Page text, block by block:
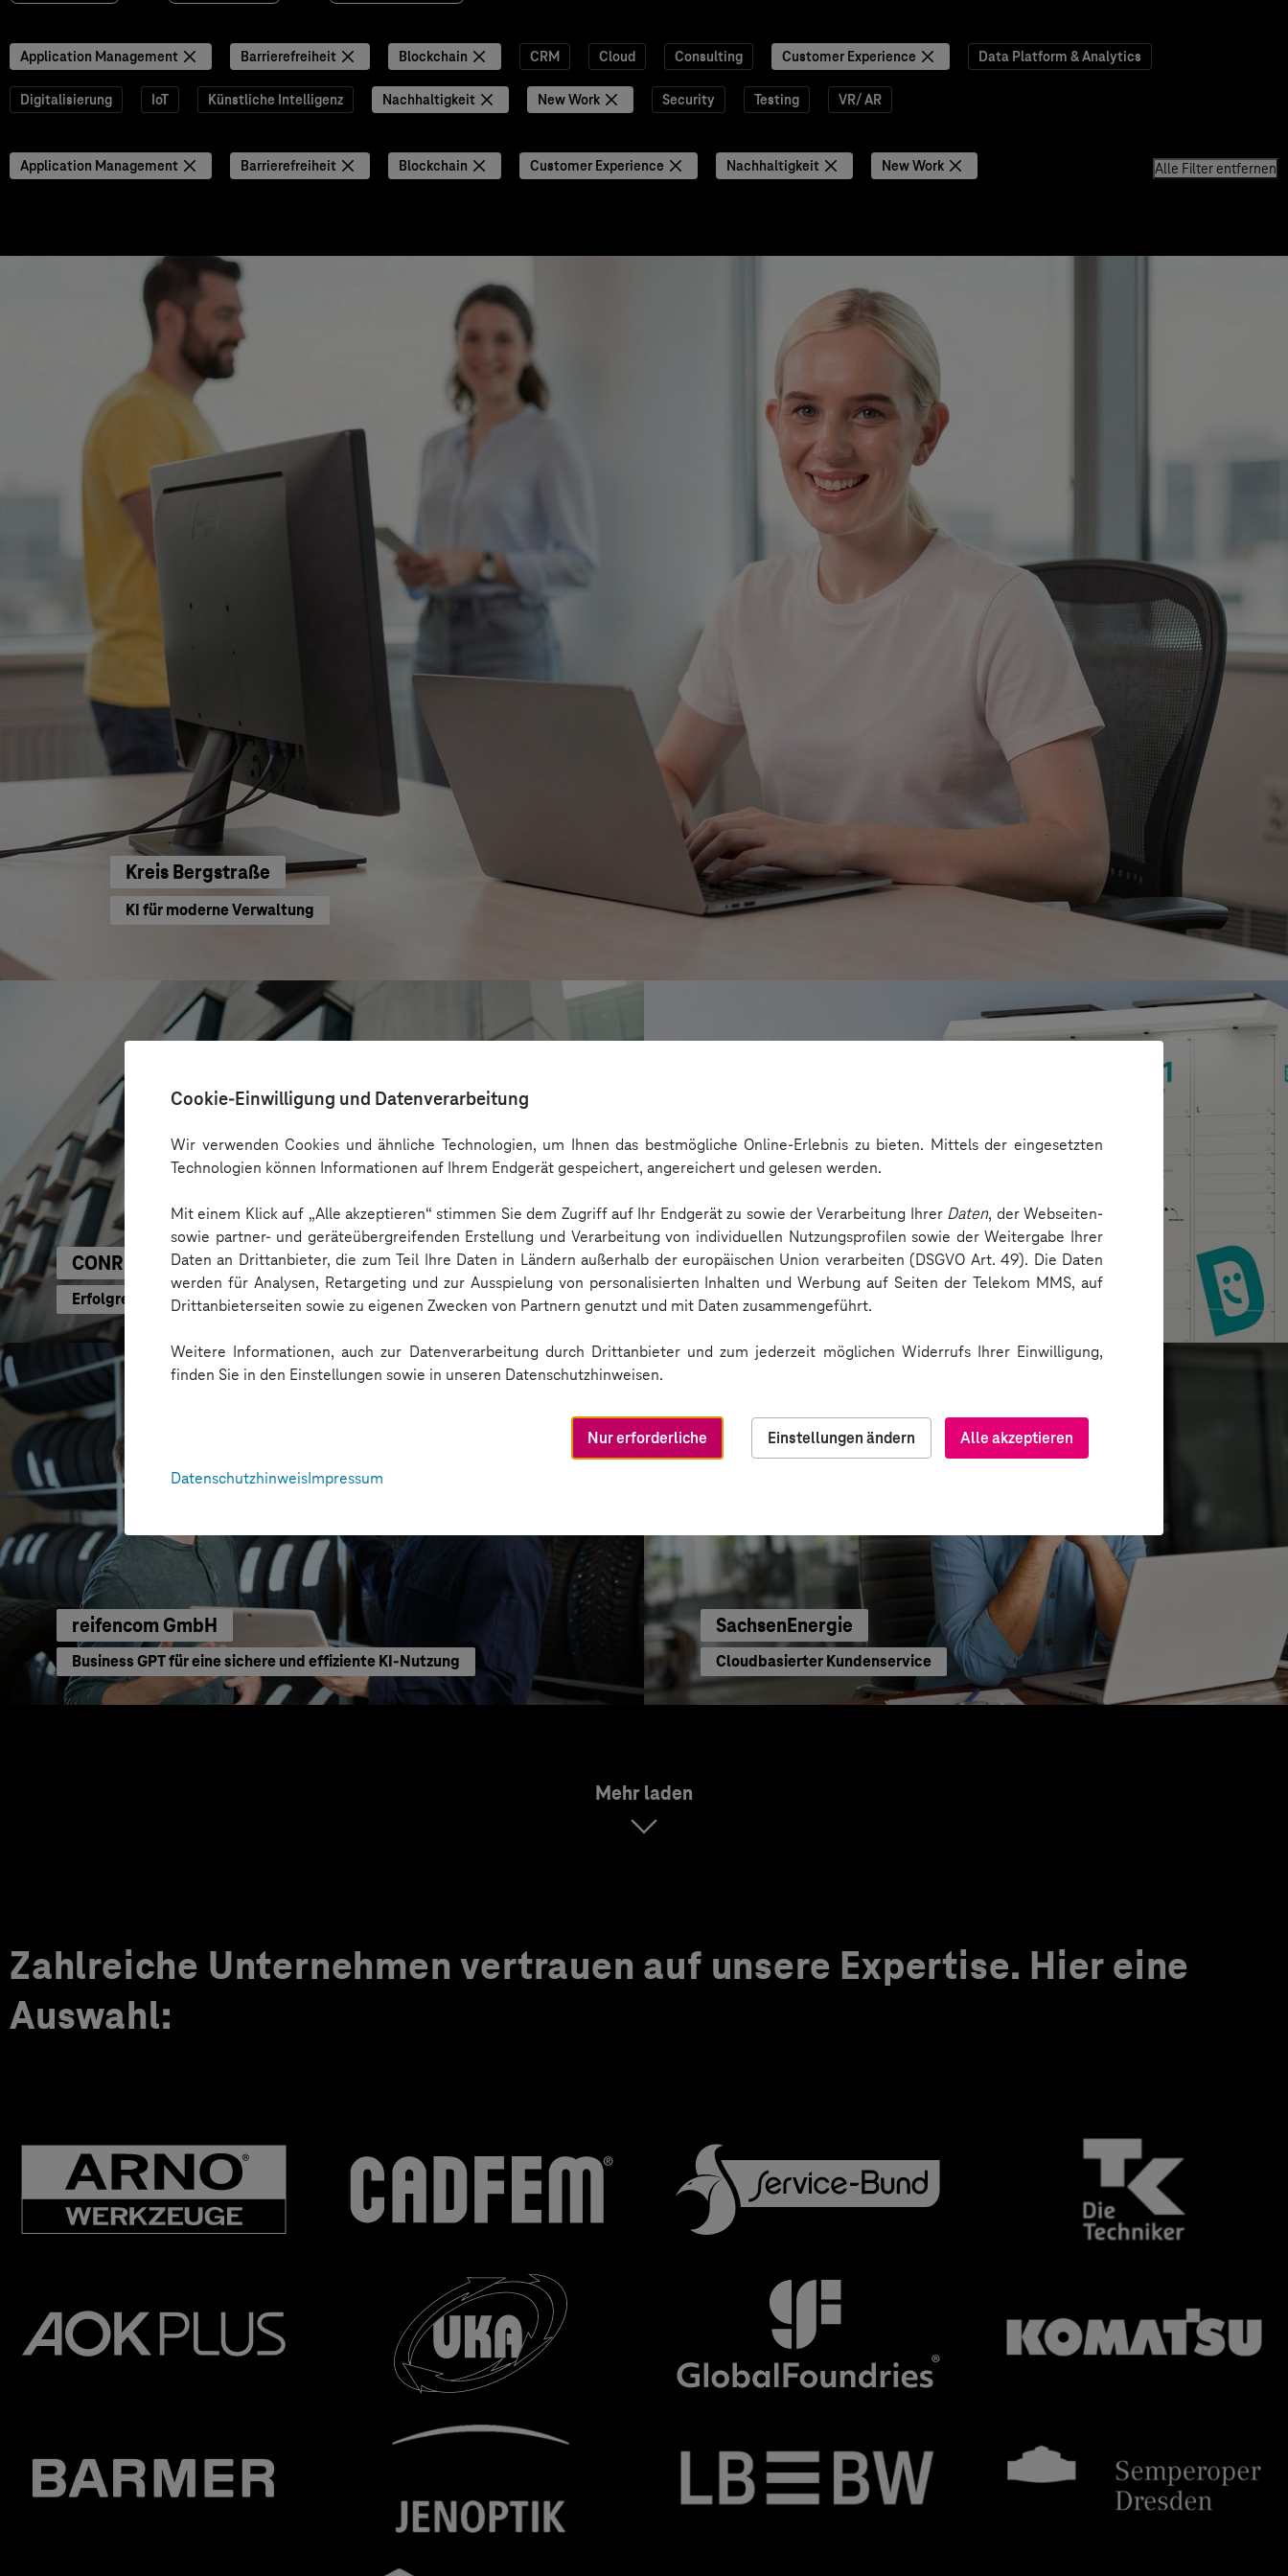
Cookie-Einwilligung und Datenverarbeitung
Wir verwenden Cookies und ähnliche Technologien, um Ihnen das bestmögliche Online-Erlebnis zu bieten. Mittels der eingesetzten
Technologien können Informationen auf Ihrem Endgerät gespeichert, angereichert und gelesen werden.
Mit einem Klick auf „Alle akzeptieren“ stimmen Sie dem Zugriff auf Ihr Endgerät zu sowie der Verarbeitung Ihrer Daten, der Webseiten-
sowie partner- und geräteübergreifenden Erstellung und Verarbeitung von individuellen Nutzungsprofilen sowie der Weitergabe Ihrer
Daten an Drittanbieter, die zum Teil Ihre Daten in Ländern außerhalb der europäischen Union verarbeiten (DSGVO Art. 49). Die Daten
werden für Analysen, Retargeting und zur Ausspielung von personalisierten Inhalten und Werbung auf Seiten der Telekom MMS, auf
Drittanbieterseiten sowie zu eigenen Zwecken von Partnern genutzt und mit Daten zusammengeführt.
Weitere Informationen, auch zur Datenverarbeitung durch Drittanbieter und zum jederzeit möglichen Widerrufs Ihrer Einwilligung,
finden Sie in den Einstellungen sowie in unseren Datenschutzhinweisen.
Alle akzeptieren
Nur erforderliche
Einstellungen ändern
DatenschutzhinweisImpressum
Application Management Barrierefreiheit Blockchain CRM Cloud Consulting Customer Experience Data Platform & Analytics
Digitalisierung IoT Künstliche Intelligenz Nachhaltigkeit New Work Security Testing VR/ AR
Application Management Barrierefreiheit Blockchain Customer Experience Nachhaltigkeit New Work Alle Filter entfernen
Kreis Bergstraße
KI für moderne Verwaltung
CONREN Land AG
Erfolgreiche Transformation durch gezielte Change-Begleitung
AZL DeinFach
Digitale Plattform für Paketautomatennetzwerk
reifencom GmbH
Business GPT für eine sichere und effiziente KI-Nutzung
SachsenEnergie
Cloudbasierter Kundenservice
Mehr laden
Zahlreiche Unternehmen vertrauen auf unsere Expertise. Hier eine
Auswahl: